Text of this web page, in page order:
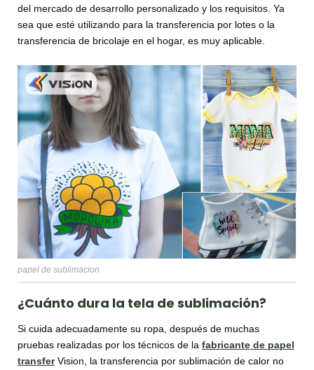
del mercado de desarrollo personalizado y los requisitos. Ya
sea que esté utilizando para la transferencia por lotes o la
transferencia de bricolaje en el hogar, es muy aplicable.
papel de sublimacion
¿Cuánto dura la tela de sublimación?
Si cuida adecuadamente su ropa, después de muchas
pruebas realizadas por los técnicos de la fabricante de papel
transferVision, la transferencia por sublimación de calor no